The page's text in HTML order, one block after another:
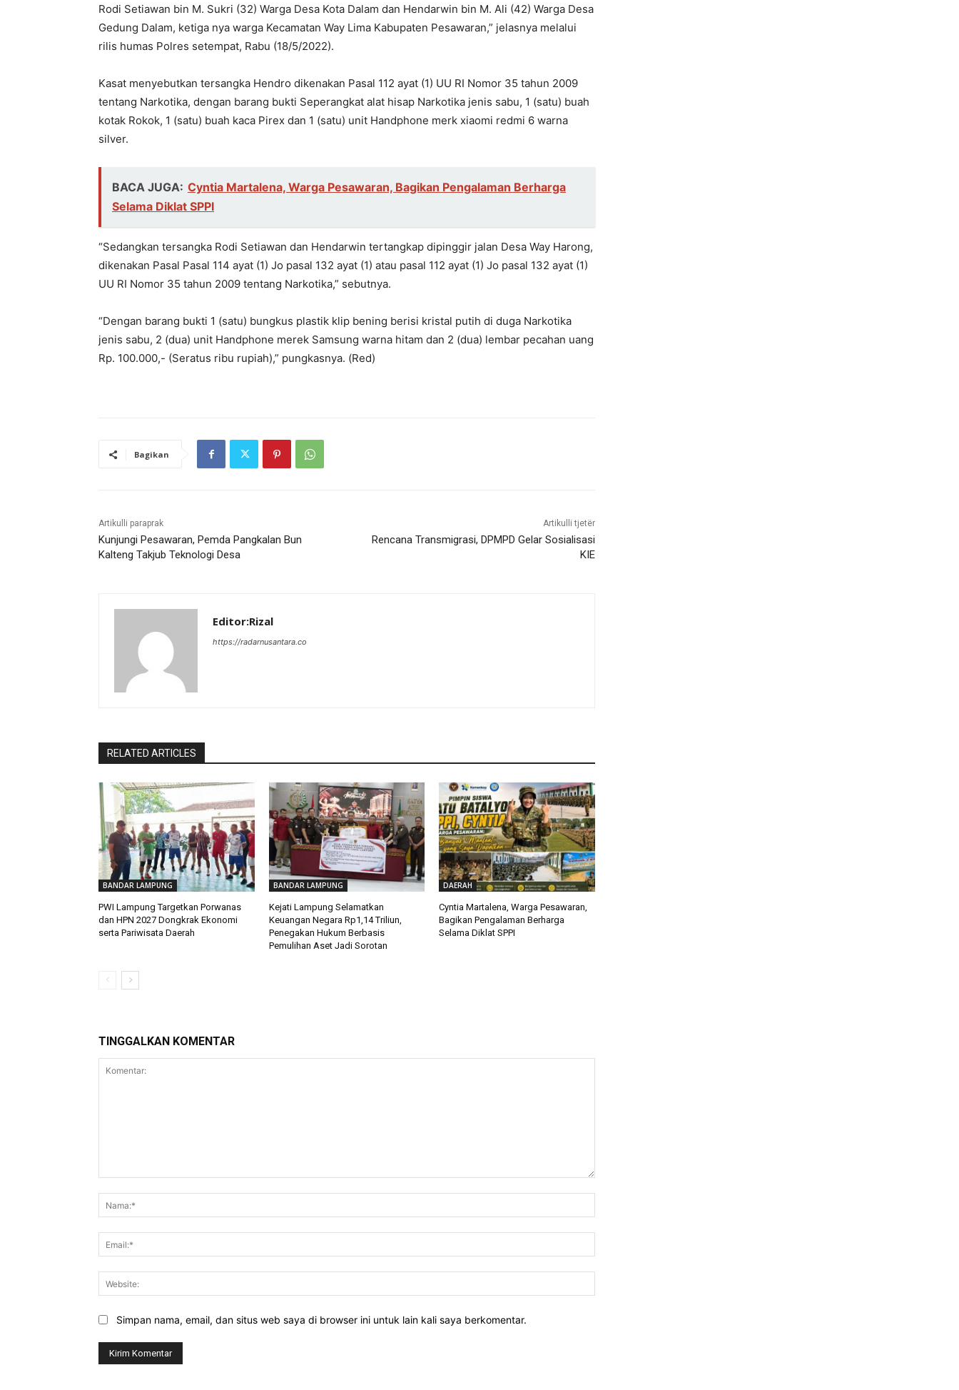
Rodi Setiawan bin M. Sukri (32) Warga Desa Kota Dalam dan Hendarwin bin M. Ali (42) Warga Desa
Gedung Dalam, ketiga nya warga Kecamatan Way Lima Kabupaten Pesawaran,” jelasnya melalui
rilis humas Polres setempat, Rabu (18/5/2022).
Kasat menyebutkan tersangka Hendro dikenakan Pasal 112 ayat (1) UU RI Nomor 35 tahun 2009
tentang Narkotika, dengan barang bukti Seperangkat alat hisap Narkotika jenis sabu, 1 (satu) buah
kotak Rokok, 1 (satu) buah kaca Pirex dan 1 (satu) unit Handphone merk xiaomi redmi 6 warna
silver.
BACA JUGA: Cyntia Martalena, Warga Pesawaran, Bagikan Pengalaman Berharga
Selama Diklat SPPI
“Sedangkan tersangka Rodi Setiawan dan Hendarwin tertangkap dipinggir jalan Desa Way Harong,
dikenakan Pasal Pasal 114 ayat (1) Jo pasal 132 ayat (1) atau pasal 112 ayat (1) Jo pasal 132 ayat (1)
UU RI Nomor 35 tahun 2009 tentang Narkotika,” sebutnya.
“Dengan barang bukti 1 (satu) bungkus plastik klip bening berisi kristal putih di duga Narkotika
jenis sabu, 2 (dua) unit Handphone merek Samsung warna hitam dan 2 (dua) lembar pecahan uang
Rp. 100.000,- (Seratus ribu rupiah),” pungkasnya. (Red)
Bagikan
Artikulli paraprak
Kunjungi Pesawaran, Pemda Pangkalan Bun
Kalteng Takjub Teknologi Desa
Artikulli tjetër
Rencana Transmigrasi, DPMPD Gelar Sosialisasi
KIE
Editor:Rizal
https://radarnusantara.co
RELATED ARTICLES
BANDAR LAMPUNG
PWI Lampung Targetkan Porwanas
dan HPN 2027 Dongkrak Ekonomi
serta Pariwisata Daerah
BANDAR LAMPUNG
Kejati Lampung Selamatkan
Keuangan Negara Rp1,14 Triliun,
Penegakan Hukum Berbasis
Pemulihan Aset Jadi Sorotan
DAERAH
Cyntia Martalena, Warga Pesawaran,
Bagikan Pengalaman Berharga
Selama Diklat SPPI
TINGGALKAN KOMENTAR
Simpan nama, email, dan situs web saya di browser ini untuk lain kali saya berkomentar.